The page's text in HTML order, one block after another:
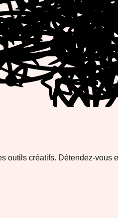
créatifs. Détendez-vous